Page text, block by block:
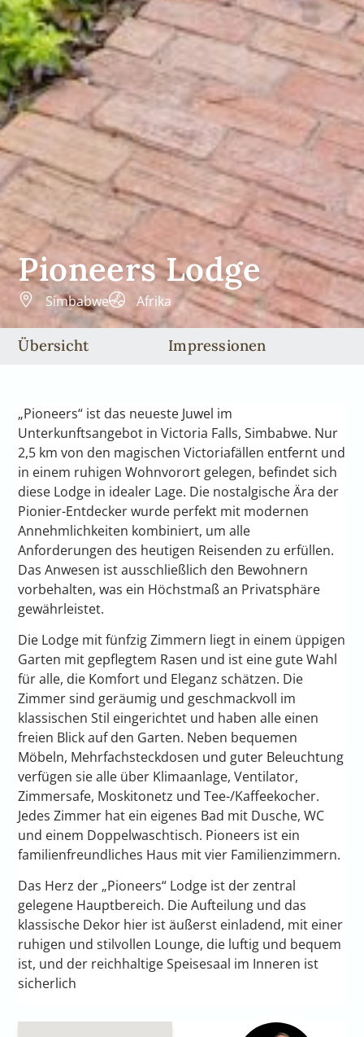
Pioneers Lodge
Simbabwe Afrika
Übersicht Impressionen
„Pioneers“ ist das neueste Juwel im
Unterkunftsangebot in Victoria Falls, Simbabwe. Nur
2,5 km von den magischen Victoriafällen entfernt und
in einem ruhigen Wohnvorort gelegen, befindet sich
diese Lodge in idealer Lage. Die nostalgische Ära der
Pionier-Entdecker wurde perfekt mit modernen
Annehmlichkeiten kombiniert, um alle
Anforderungen des heutigen Reisenden zu erfüllen.
Das Anwesen ist ausschließlich den Bewohnern
vorbehalten, was ein Höchstmaß an Privatsphäre
gewährleistet.
Die Lodge mit fünfzig Zimmern liegt in einem üppigen
Garten mit gepflegtem Rasen und ist eine gute Wahl
für alle, die Komfort und Eleganz schätzen. Die
Zimmer sind geräumig und geschmackvoll im
klassischen Stil eingerichtet und haben alle einen
freien Blick auf den Garten. Neben bequemen
Möbeln, Mehrfachsteckdosen und guter Beleuchtung
verfügen sie alle über Klimaanlage, Ventilator,
Zimmersafe, Moskitonetz und Tee-/Kaffeekocher.
Jedes Zimmer hat ein eigenes Bad mit Dusche, WC
und einem Doppelwaschtisch. Pioneers ist ein
familienfreundliches Haus mit vier Familienzimmern.
Das Herz der „Pioneers“ Lodge ist der zentral
gelegene Hauptbereich. Die Aufteilung und das
klassische Dekor hier ist äußerst einladend, mit einer
ruhigen und stilvollen Lounge, die luftig und bequem
ist, und der reichhaltige Speisesaal im Inneren ist
sicherlich